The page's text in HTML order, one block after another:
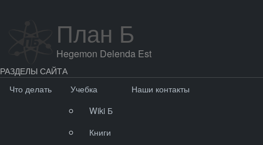
План Б
Hegemon Delenda Est
РАЗДЕЛЫ САЙТА
Что делать
Учебка
Wiki Б
Книги
Наши контакты